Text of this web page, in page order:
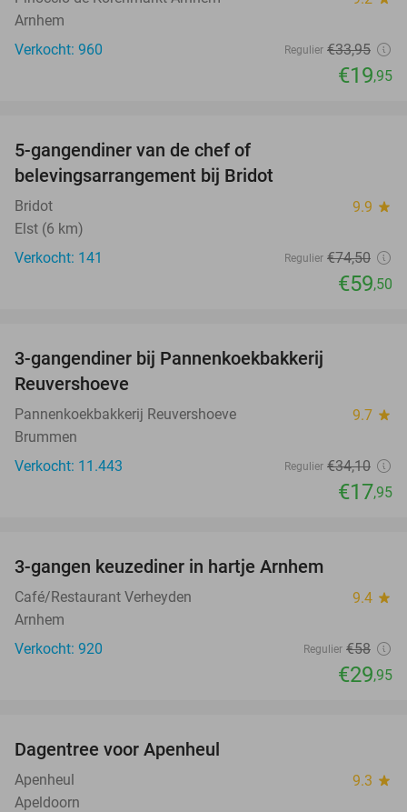
Arnhem
Verkocht: 960
Regulier €33,95
€19,95
5-gangendiner van de chef of
belevingsarrangement bij Bridot
Bridot 9.9 star
Elst (6 km)
Verkocht: 141
Regulier €74,50
€59,50
3-gangendiner bij Pannenkoekbakkerij
Reuvershoeve
Pannenkoekbakkerij Reuvershoeve 9.7 star
Brummen
Verkocht: 11.443
Regulier €34,10
€17,95
3-gangen keuzediner in hartje Arnhem
Café/Restaurant Verheyden 9.4 star
Arnhem
Verkocht: 920
Regulier €58
€29,95
Dagentree voor Apenheul
Apenheul 9.3 star
Apeldoorn